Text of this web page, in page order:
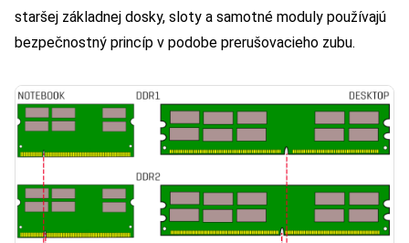
staršej základnej dosky, sloty a samotné moduly používajú
bezpečnostný princíp v podobe prerušovacieho zubu.